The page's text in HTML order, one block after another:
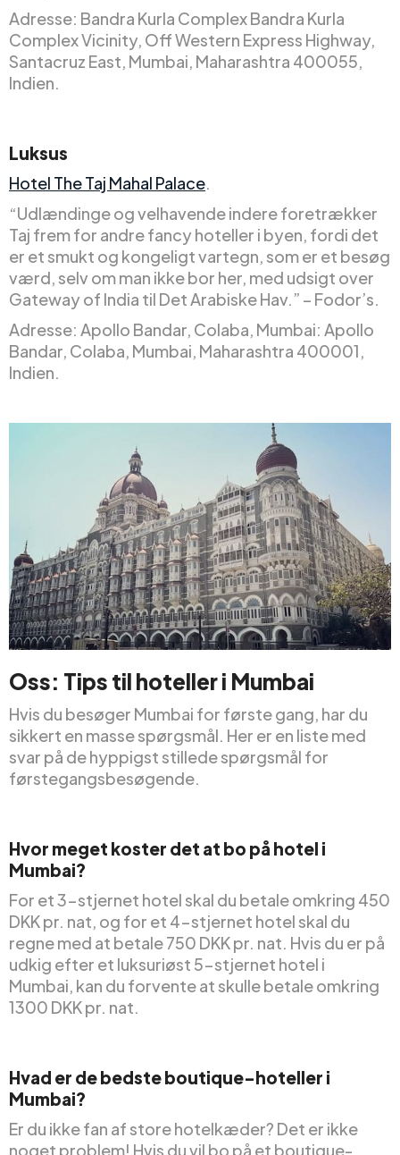
Adresse: Bandra Kurla Complex Bandra Kurla
Complex Vicinity, Off Western Express Highway,
Santacruz East, Mumbai, Maharashtra 400055,
Indien.
Luksus
Hotel The Taj Mahal Palace.
“Udlændinge og velhavende indere foretrækker
Taj frem for andre fancy hoteller i byen, fordi det
er et smukt og kongeligt vartegn, som er et besøg
værd, selv om man ikke bor her, med udsigt over
Gateway of India til Det Arabiske Hav.” – Fodor’s.
Adresse: Apollo Bandar, Colaba, Mumbai: Apollo
Bandar, Colaba, Mumbai, Maharashtra 400001,
Indien.
Oss: Tips til hoteller i Mumbai
Hvis du besøger Mumbai for første gang, har du
sikkert en masse spørgsmål. Her er en liste med
svar på de hyppigst stillede spørgsmål for
førstegangsbesøgende.
Hvor meget koster det at bo på hotel i
Mumbai?
For et 3-stjernet hotel skal du betale omkring 450
DKK pr. nat, og for et 4-stjernet hotel skal du
regne med at betale 750 DKK pr. nat. Hvis du er på
udkig efter et luksuriøst 5-stjernet hotel i
Mumbai, kan du forvente at skulle betale omkring
1300 DKK pr. nat.
Hvad er de bedste boutique-hoteller i
Mumbai?
Er du ikke fan af store hotelkæder? Det er ikke
noget problem! Hvis du vil bo på et boutique-